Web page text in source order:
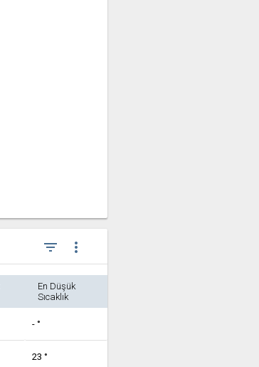
filter_list more_vert
En Düşük
Sıcaklık
- °
23 °